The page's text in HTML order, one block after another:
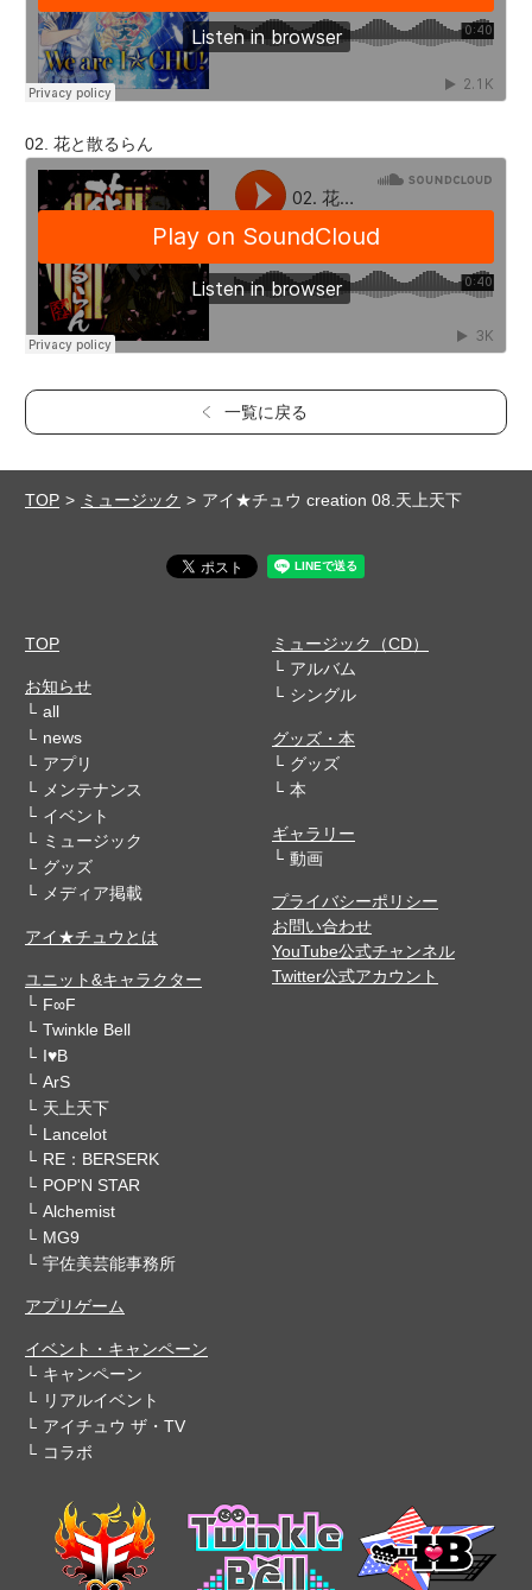
02. 花と散るらん
一覧に戻る
TOP ミュージック アイ★チュウ creation 08.天上天下
TOP
お知らせ
all
news
アプリ
メンテナンス
イベント
ミュージック
グッズ
メディア掲載
アイ★チュウとは
ユニット&キャラクター
F∞F
Twinkle Bell
I♥B
ArS
天上天下
Lancelot
RE：BERSERK
POP'N STAR
Alchemist
MG9
宇佐美芸能事務所
アプリゲーム
イベント・キャンペーン
キャンペーン
リアルイベント
アイチュウ ザ・TV
コラボ
ミュージック（CD）
アルバム
シングル
グッズ・本
グッズ
本
ギャラリー
動画
プライバシーポリシー
お問い合わせ
YouTube公式チャンネル
Twitter公式アカウント